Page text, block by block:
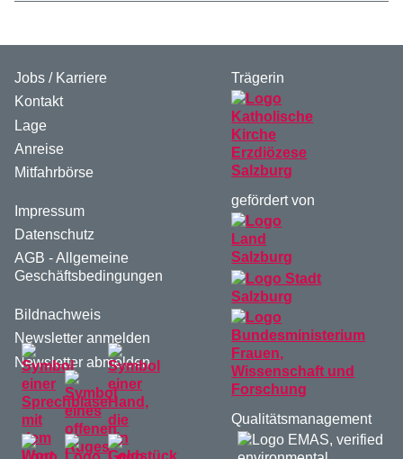
Jobs / Karriere
Kontakt
Lage
Anreise
Mitfahrbörse
Impressum
Datenschutz
AGB - Allgemeine
Geschäftsbedingungen
Bildnachweis
Newsletter anmelden
Newsletter abmelden
Trägerin
gefördert von
Qualitätsmanagement